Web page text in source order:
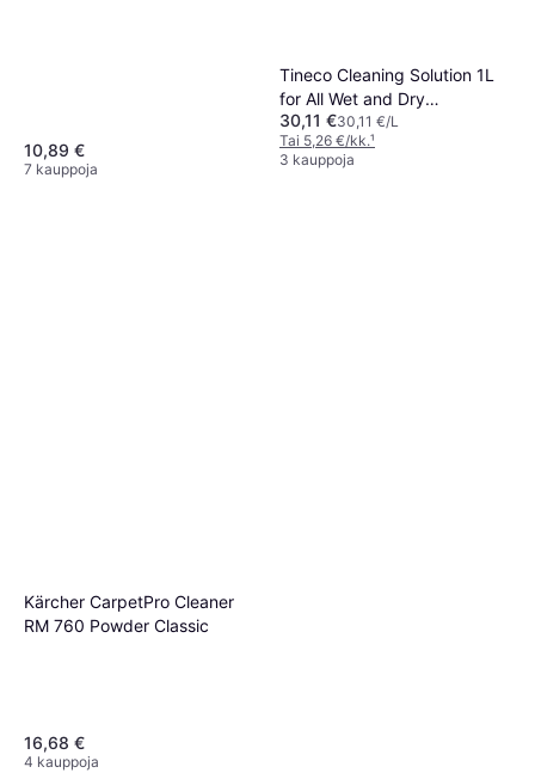
10,89 €
7 kauppoja
Tineco Cleaning Solution 1L
for All Wet and Dry
Vacuumcleaners 1l
30,11 €30,11 €/L
Tai 5,26 €/kk.¹
3 kauppoja
Kärcher CarpetPro Cleaner
RM 760 Powder Classic
16,68 €
4 kauppoja